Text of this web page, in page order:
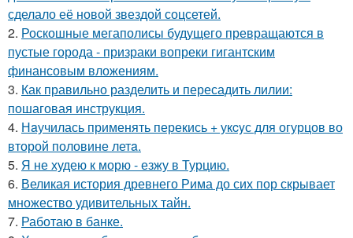
сделало её новой звездой соцсетей.
2. Роскошные мегаполисы будущего превращаются в
пустые города - призраки вопреки гигантским
финансовым вложениям.
3. Как правильно разделить и пересадить лилии:
пошаговая инструкция.
4. Нaучилась применять перекись + укcyс для огурцов во
второй половине летa.
5. Я не худею к морю - езжу в Турцию.
6. Великая история древнего Рима до сих пор скрывает
множество удивительных тайн.
7. Работаю в банке.